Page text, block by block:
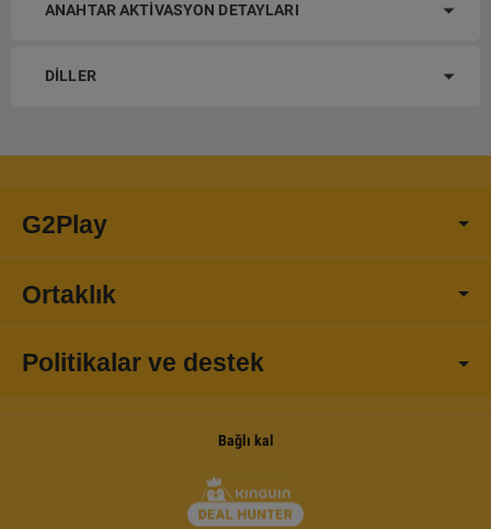
ANAHTAR AKTIVASYON DETAYLARI
DILLER
G2Play
Ortaklık
Politikalar ve destek
Bağlı kal